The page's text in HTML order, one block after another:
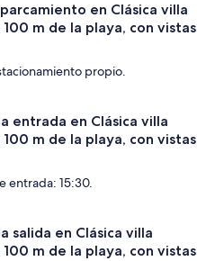
en Clásica villa
m de la playa, con vistas
propio.
entrada en Clásica villa
m de la playa, con vistas
entrada: 15:30.
salida en Clásica villa
m de la playa, con vistas